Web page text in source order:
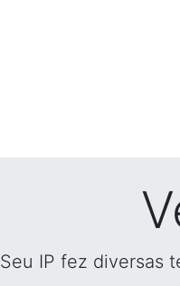
Seu IP fez diversas